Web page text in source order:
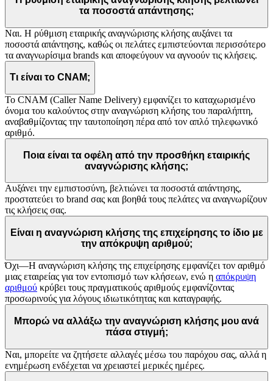
τα ποσοστά απάντησης;
Ναι. Η ρύθμιση εταιρικής αναγνώρισης κλήσης αυξάνει τα
ποσοστά απάντησης, καθώς οι πελάτες εμπιστεύονται περισσότερο
τα αναγνωρίσιμα brands και αποφεύγουν να αγνοούν τις κλήσεις.
Τι είναι το CNAM;
Το CNAM (Caller Name Delivery) εμφανίζει το καταχωρισμένο
όνομα του καλούντος στην αναγνώριση κλήσης του παραλήπτη,
αναβαθμίζοντας την ταυτοποίηση πέρα από τον απλό τηλεφωνικό
αριθμό.
Ποια είναι τα οφέλη από την προσθήκη εταιρικής
αναγνώρισης κλήσης;
Αυξάνει την εμπιστοσύνη, βελτιώνει τα ποσοστά απάντησης,
προστατεύει το brand σας και βοηθά τους πελάτες να αναγνωρίζουν
τις κλήσεις σας.
Είναι η αναγνώριση κλήσης της επιχείρησης το ίδιο με
την απόκρυψη αριθμού;
Όχι—Η αναγνώριση κλήσης της επιχείρησης εμφανίζει τον αριθμό
μιας εταιρείας για τον εντοπισμό των κλήσεων, ενώ η απόκρυψη
αριθμού κρύβει τους πραγματικούς αριθμούς εμφανίζοντας
προσωρινούς για λόγους ιδιωτικότητας και καταγραφής.
Μπορώ να αλλάξω την αναγνώριση κλήσης μου ανά
πάσα στιγμή;
Ναι, μπορείτε να ζητήσετε αλλαγές μέσω του παρόχου σας, αλλά η
ενημέρωση ενδέχεται να χρειαστεί μερικές ημέρες.